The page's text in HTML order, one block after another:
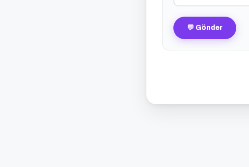
💬 Gönder